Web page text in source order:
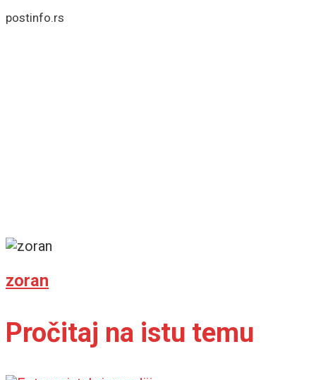
postinfo.rs
zoran
Pročitaj na istu temu